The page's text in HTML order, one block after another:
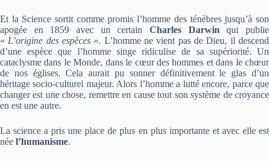
Et la Science sortit comme promis l’homme des ténèbres jusqu’à son
apogée en 1859 avec un certain Charles Darwin qui publie
« L’origine des espèces ». L’homme ne vient pas de Dieu, il descend
d’une espèce que l’homme singe ridiculise de sa supériorité. Un
cataclysme dans le Monde, dans le cœur des hommes et dans le chœur
de nos églises. Cela aurait pu sonner définitivement le glas d’un
héritage socio-culturel majeur. Alors l’homme a lutté encore, parce que
changer est une chose, remettre en cause tout son système de croyance
en est une autre.
La science a pris une place de plus en plus importante et avec elle est
née l’humanisme.